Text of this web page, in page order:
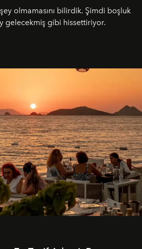
olmamasını bilirdik. Şimdi boşluk
gelecekmiş gibi hissettiriyor.